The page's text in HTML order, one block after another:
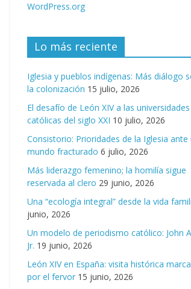
WordPress.org
Lo más reciente
Iglesia y pueblos indígenas: Más diálogo
la colonización 15 julio, 2026
El desafío de León XIV a las universidades
católicas del siglo XXI 10 julio, 2026
Consistorio: Prioridades de la Iglesia ante
mundo fracturado 6 julio, 2026
Más liderazgo femenino; la homilía sigue
reservada al clero 29 junio, 2026
Una “ecología integral” desde la vida
junio, 2026
Un modelo de periodismo católico: John
Jr. 19 junio, 2026
León XIV en España: visita histórica
por el fervor 15 junio, 2026